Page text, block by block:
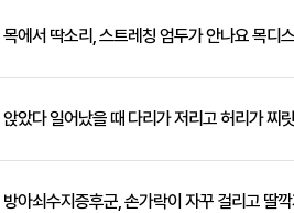
목에서 딱소리, 스트레칭 엄두가 안나요 목디
앉았다 일어났을 때 다리가 저리고 허리가 찌
방아쇠수지증후군, 손가락이 자꾸 걸리고 딸